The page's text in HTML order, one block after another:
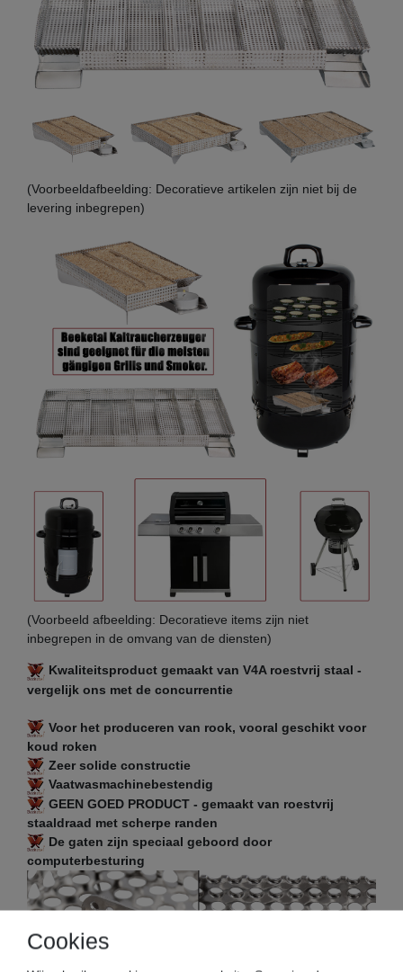
(Voorbeeldafbeelding: Decoratieve artikelen zijn niet bij de
levering inbegrepen)
(Voorbeeld afbeelding: Decoratieve items zijn niet
inbegrepen in de omvang van de diensten)
Kwaliteitsproduct gemaakt van V4A roestvrij staal -
vergelijk ons met de concurrentie
Voor het produceren van rook, vooral geschikt voor
koud roken
Zeer solide constructie
Vaatwasmachinebestendig
GEEN GOED PRODUCT - gemaakt van roestvrij
staaldraad met scherpe randen
De gaten zijn speciaal geboord door
computerbesturing
Cookies